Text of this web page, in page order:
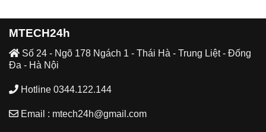
MTECH24h
Số 24 - Ngõ 178 Ngách 1 - Thái Hà - Trung Liệt - Đống
Đa - Hà Nội
Hotline 0344.122.144
Email : mtech24h@gmail.com